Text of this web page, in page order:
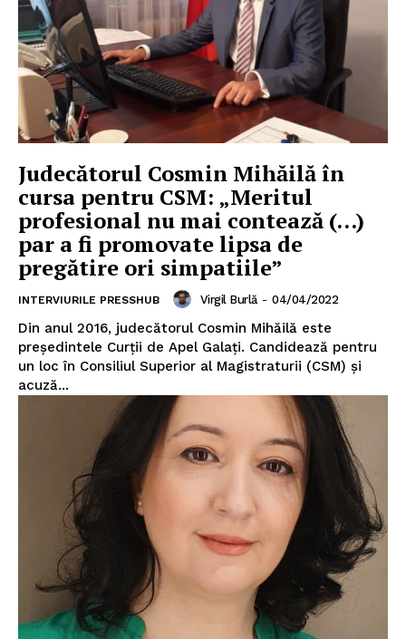
Judecătorul Cosmin Mihăilă în
cursa pentru CSM: „Meritul
profesional nu mai contează (…)
par a fi promovate lipsa de
pregătire ori simpatiile”
INTERVIURILE PRESSHUB Virgil Burlă - 04/04/2022
Din anul 2016, judecătorul Cosmin Mihăilă este
președintele Curții de Apel Galați. Candidează pentru
un loc în Consiliul Superior al Magistraturii (CSM) și
acuză...